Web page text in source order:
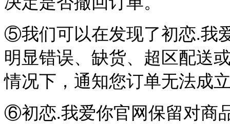
⑤我们可以在发现了初恋.我
明显错误、缺货、超区配送
情况下，通知您订单无法成
⑥初恋.我爱你官网保留对商